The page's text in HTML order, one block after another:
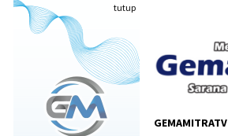
Loncat
tutup
GEMAMITRATV